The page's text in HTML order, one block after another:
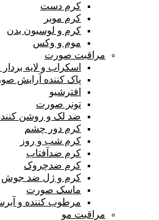
کرم دست
کرم موبر
کرم و لوسیون بدن
موم و وکس
مراقبت صورت
اسکراب و لایه
پاک کننده آرایش
افترشیو
تونر صورت
ضد لک و روشن
کرم دور چشم
کرم شب و روز
کرم ضدآفتاب
کرم ضدچروک
کرم و ژل ضد جوش
ماسک صورت
مرطوب کننده و
مراقبت مو